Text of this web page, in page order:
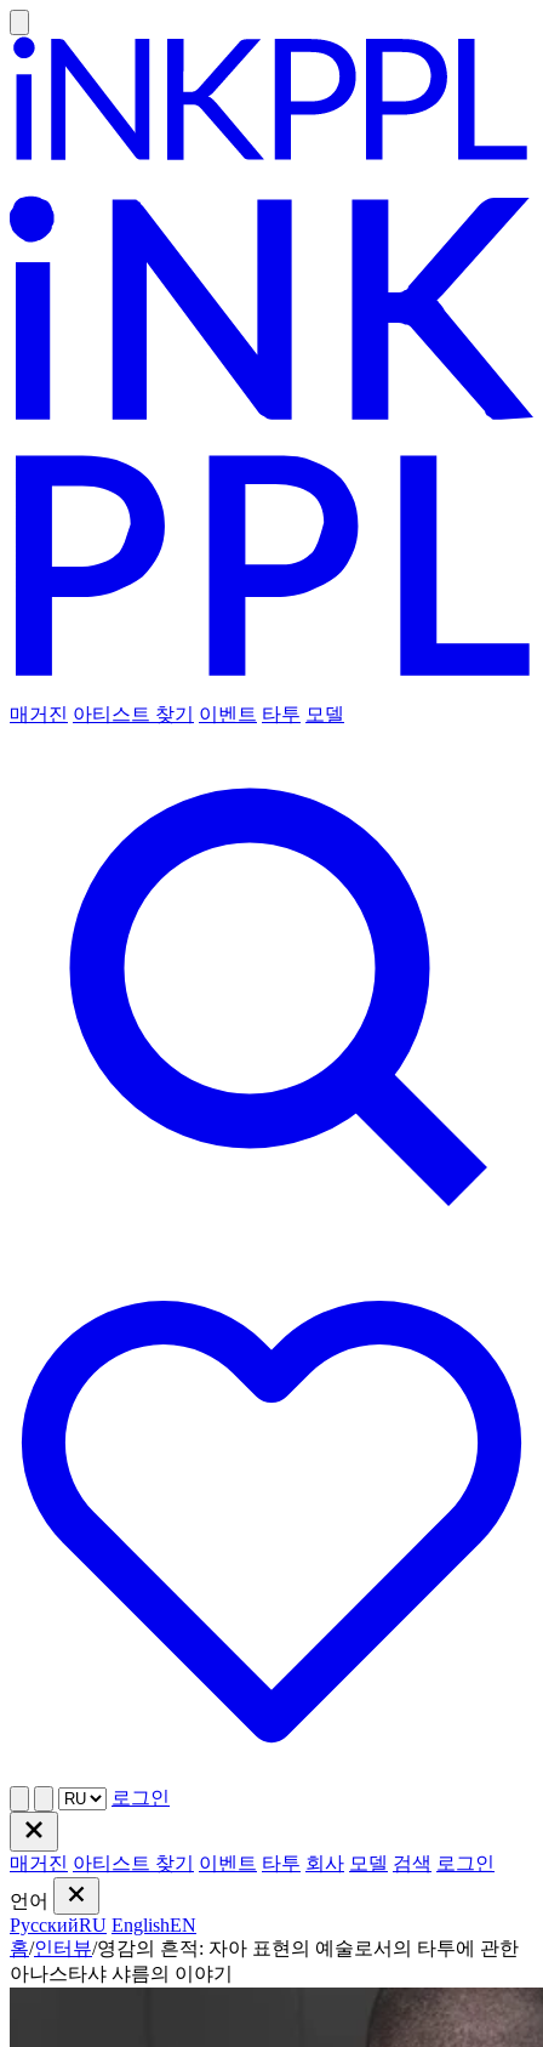
매거진 아티스트 찾기 이벤트 타투 모델
로그인
매거진 아티스트 찾기 이벤트 타투 회사 모델 검색 로그인
언어
РусскийRU EnglishEN
홈/인터뷰/영감의 흔적: 자아 표현의 예술로서의 타투에 관한
아나스타샤 샤름의 이야기